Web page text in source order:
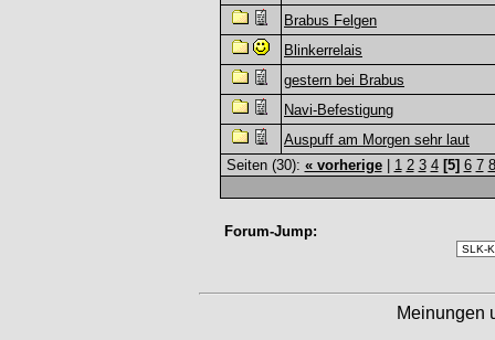
Brabus Felgen
Blinkerrelais
gestern bei Brabus
Navi-Befestigung
Auspuff am Morgen sehr laut
Seiten (30): « vorherige 1 2 3 4 [5] 6 7 8
Forum-Jump:
Meinungen